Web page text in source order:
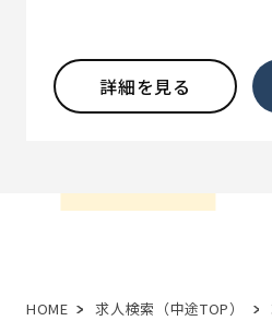
詳細を見る
HOME 求人検索（中途TOP）